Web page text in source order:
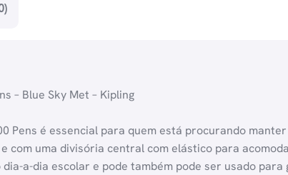
– Blue Sky Met – Kipling
Pens é essencial para quem está procurando
com uma divisória central com elástico para
dia-a-dia escolar e pode também pode ser usado